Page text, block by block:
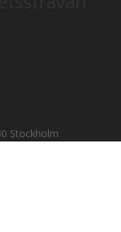
Stockholm